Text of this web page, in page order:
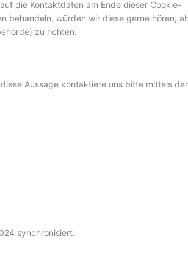
die Kontaktdaten am Ende dieser Cookie-
behandeln, würden wir diese gerne hören,
zu richten.
Aussage kontaktiere uns bitte mittels der
synchronisiert.